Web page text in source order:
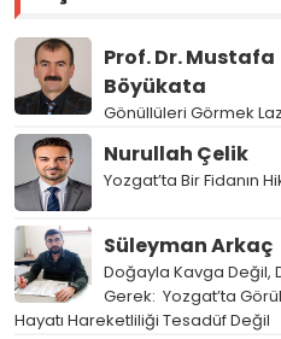
Prof. Dr. Mustafa
Böyükata
Gönüllüleri Görmek
Nurullah Çelik
Yozgat’ta Bir Fidanın
Süleyman Arkaç
Doğayla Kavga Değil,
Gerek: Yozgat’ta
Hayatı Hareketliliği Tesadüf Değil